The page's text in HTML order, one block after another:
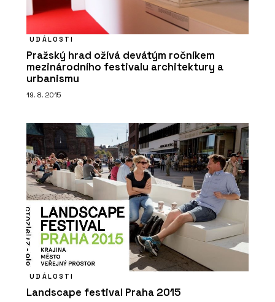
Iconik, Thomayerova nemocnice,
funkcionalistický činžák. Cihlové
pásky chtějí památkáři i developeři
PRODUKTY
UDÁLOSTI
Pražský hrad ožívá devátým ročníkem
mezinárodního festivalu architektury a
urbanismu
19. 8. 2015
UDÁLOSTI
Landscape festival Praha 2015